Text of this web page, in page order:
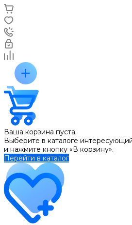
Ваша корзина пуста
Выберите в каталоге
и нажмите кнопку «В корзину».
Перейти в каталог